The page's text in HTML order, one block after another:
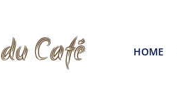
Café HOME